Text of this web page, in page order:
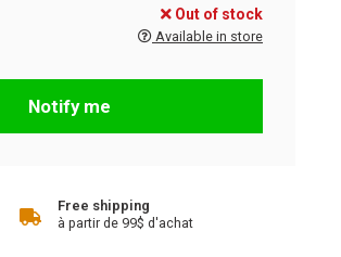
Out of stock
Available in store
Notify me
Free shipping
à partir de 99$ d'achat